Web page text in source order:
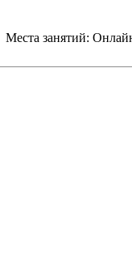
Места занятий: